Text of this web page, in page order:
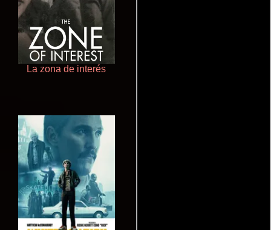
La zona de interés